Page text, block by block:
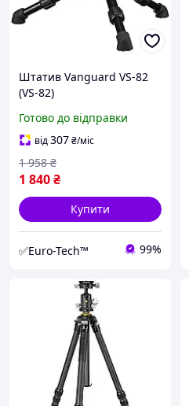
Штатив Vanguard VS-82
(VS-82)
Готово до відправки
від307₴/міс
1 840₴
1 958 ₴
Купити
✅Euro-Tech™ 99%